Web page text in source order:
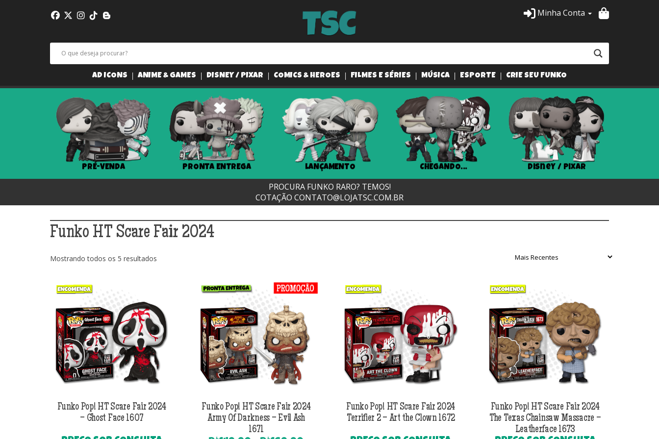
Minha Conta
AD ICONS ANIME & GAMES DISNEY / PIXAR COMICS & HEROES FILMES E SÉRIES MÚSICA ESPORTE CRIE SEU FUNKO
PRÉ-VENDA PRONTA ENTREGA LANÇAMENTO CHEGANDO... Disney / Pixar
PROCURA FUNKO RARO? TEMOS!
COTAÇÃO CONTATO@LOJATSC.COM.BR
Funko HT Scare Fair 2024
Mostrando todos os 5 resultados
Funko Pop! HT Scare Fair 2024
– Ghost Face 1607
Funko Pop! HT Scare Fair 2024
Army Of Darkness – Evil Ash
1671
Funko Pop! HT Scare Fair 2024
Terrifier 2 – Art the Clown 1672
Funko Pop! HT Scare Fair 2024
The Texas Chainsaw Massacre –
Leatherface 1673